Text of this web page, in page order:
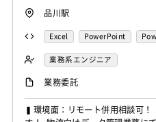
品川駅
Excel PowerPoint
業務系エンジニア
業務委託
▍環境面：リモート併用相談可